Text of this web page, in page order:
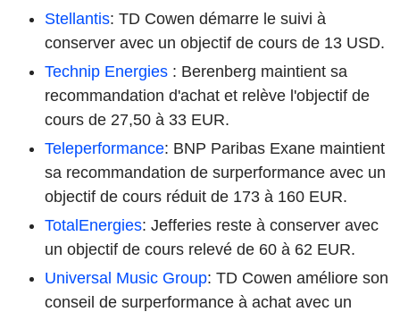
Stellantis: TD Cowen démarre le suivi à
conserver avec un objectif de cours de 13 USD.
Technip Energies : Berenberg maintient sa
recommandation d'achat et relève l'objectif de
cours de 27,50 à 33 EUR.
Teleperformance: BNP Paribas Exane maintient
sa recommandation de surperformance avec un
objectif de cours réduit de 173 à 160 EUR.
TotalEnergies: Jefferies reste à conserver avec
un objectif de cours relevé de 60 à 62 EUR.
Universal Music Group: TD Cowen améliore son
conseil de surperformance à achat avec un